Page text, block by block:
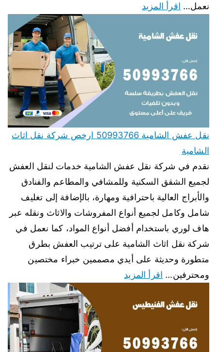
نعمل… اقرأ المزيد
نقل عفش الشامية 50993766 ارخص شركة نقل اثاث
الشامية
نقدم في شركة نقل عفش الشامية خدمات لنقل العفش
لجميع الشقق السكنية وللمشافي والمطاعم والفنادق
والأبراج العالية باحترافية ومهارة، بالإضافة إلى تغليف
شامل وكامل لجميع أنواع المفروشات والاثاث ونقله عبر
هاف لوري باستخدام أفضل أنواع المواد، كما نعمل في
شركة نقل اثاث الشامية على ترتيب العفش بطرق
متطورة وحديثة على أيدي مصممين خبراء مختصين
ومحترفين… اقرأ المزيد